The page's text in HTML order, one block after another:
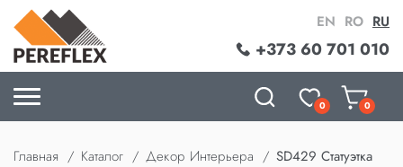
+373 60 701 010
EN RO RU
0 0
Главная Каталог Декор Интерьера SD429 Статуэтка